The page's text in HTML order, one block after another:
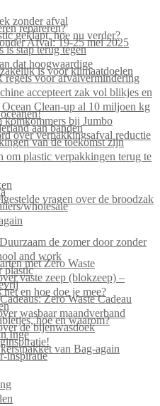
zonder afval
repareren?
geklapt, hoe nu verder?
Afval: 19-25 mei 2025
is stap terug tegen
dat hoogwaardige
is voor klimaatdoelen
regels voor afvalvermindering
accepteert zak vol blikjes en
Clean-up al 10 miljoen kg
komkommers bij Jumbo
aan banden
over verpakkingsafval reductie
van de toekomst zijn
om plastic verpakkingen terug te
vragen over de broodzak
wholesale
de zomer door zonder
and work
met Zero Waste
plastic
vaste zeep (blokzeep) –
en hoe doe je mee?
Zero Waste Cadeau
wasbaar maandverband
hoe en waarom?
de bijenwasdoek
Inge
van Bag-again
inspiratie